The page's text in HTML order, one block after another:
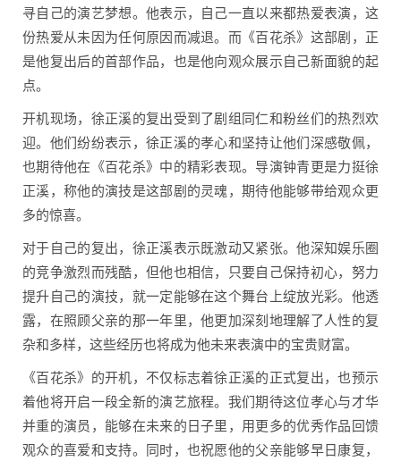
寻自己的演艺梦想。他表示，自己一直以来都热爱表演，这
份热爱从未因为任何原因而减退。而《百花杀》这部剧，正
是他复出后的首部作品，也是他向观众展示自己新面貌的起
点。
开机现场，徐正溪的复出受到了剧组同仁和粉丝们的热烈欢
迎。他们纷纷表示，徐正溪的孝心和坚持让他们深感敬佩，
也期待他在《百花杀》中的精彩表现。导演钟青更是力挺徐
正溪，称他的演技是这部剧的灵魂，期待他能够带给观众更
多的惊喜。
对于自己的复出，徐正溪表示既激动又紧张。他深知娱乐圈
的竞争激烈而残酷，但他也相信，只要自己保持初心，努力
提升自己的演技，就一定能够在这个舞台上绽放光彩。他透
露，在照顾父亲的那一年里，他更加深刻地理解了人性的复
杂和多样，这些经历也将成为他未来表演中的宝贵财富。
《百花杀》的开机，不仅标志着徐正溪的正式复出，也预示
着他将开启一段全新的演艺旅程。我们期待这位孝心与才华
并重的演员，能够在未来的日子里，用更多的优秀作品回馈
观众的喜爱和支持。同时，也祝愿他的父亲能够早日康复，